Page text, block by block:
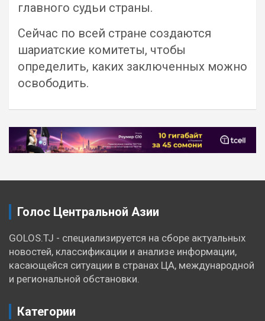
главного судьи страны.
Сейчас по всей стране создаются
шариатские комитеты, чтобы
определить, каких заключенных можно
освободить.
Навигация
по
Голос Центральной Азии
GOLOS.TJ - специализируется на сборе актуальных
новостей, классификации и анализе информации,
касающейся ситуации в странах ЦА, международной
и региональной обстановки.
Категории